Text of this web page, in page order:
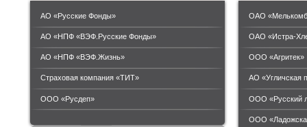
АО «Русские Фонды»
АО «НПФ «ВЭФ.Русские Фонды»
АО «НПФ «ВЭФ.Жизнь»
Страховая компания «ТИТ»
ООО «Руcдеп»
ОАО
ОАО «Истра-
ООО «Агритек»
АО «Угличская
ООО «Русский
ООО